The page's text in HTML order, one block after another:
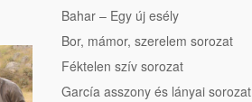
Bahar – Egy új esély
Bor, mámor, szerelem sorozat
Féktelen szív sorozat
García asszony és lányai sorozat